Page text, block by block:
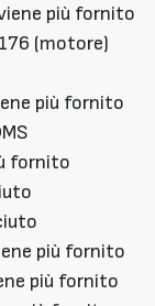
più fornito
(motore)
più fornito
fornito
più fornito
più fornito